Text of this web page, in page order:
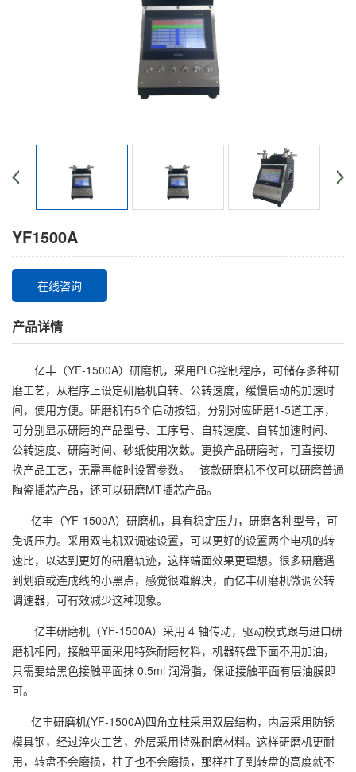
YF1500A
在线咨询
产品详情
亿丰（YF-1500A）研磨机，采用PLC控制程序，可储存多种研
磨工艺，从程序上设定研磨机自转、公转速度，缓慢启动的加速时
间，使用方便。研磨机有5个启动按钮，分别对应研磨1-5道工序，
可分别显示研磨的产品型号、工序号、自转速度、自转加速时间、
公转速度、研磨时间、砂纸使用次数。更换产品研磨时，可直接切
换产品工艺，无需再临时设置参数。 该款研磨机不仅可以研磨普通
陶瓷插芯产品，还可以研磨MT插芯产品。
亿丰（YF-1500A）研磨机，具有稳定压力，研磨各种型号，可
免调压力。采用双电机双调速设置，可以更好的设置两个电机的转
速比，以达到更好的研磨轨迹，这样端面效果更理想。很多研磨遇
到划痕或连成线的小黑点，感觉很难解决，而亿丰研磨机微调公转
调速器，可有效减少这种现象。
亿丰研磨机（YF-1500A）采用 4 轴传动，驱动模式跟与进口研
磨机相同，接触平面采用特殊耐磨材料，机器转盘下面不用加油，
只需要给黑色接触平面抹 0.5ml 润滑脂，保证接触平面有层油膜即
可。
亿丰研磨机(YF-1500A)四角立柱采用双层结构，内层采用防锈
模具钢，经过淬火工艺，外层采用特殊耐磨材料。这样研磨机更耐
用，转盘不会磨损，柱子也不会磨损，那样柱子到转盘的高度就不